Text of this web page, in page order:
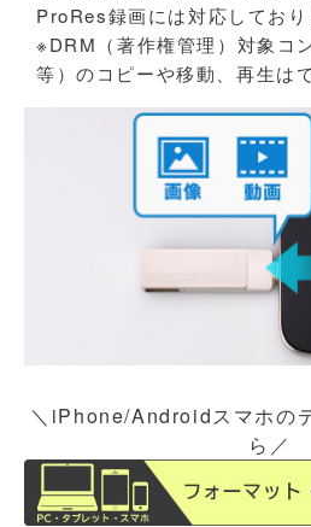
ProRes録画には対応しており
※DRM（著作権管理）対象コ
等）のコピーや移動、再生は
＼iPhone/Androidスマホの
ら／